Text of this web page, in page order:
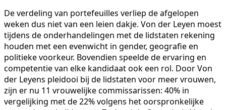
De verdeling van portefeuilles verliep de afgelopen
weken dus niet van een leien dakje. Von der Leyen moest
tijdens de onderhandelingen met de lidstaten rekening
houden met een evenwicht in gender, geografie en
politieke voorkeur. Bovendien speelde de ervaring en
competentie van elke kandidaat ook een rol. Door Von
der Leyens pleidooi bij de lidstaten voor meer vrouwen,
zijn er nu 11 vrouwelijke commissarissen: 40% in
vergelijking met de 22% volgens het oorspronkelijke